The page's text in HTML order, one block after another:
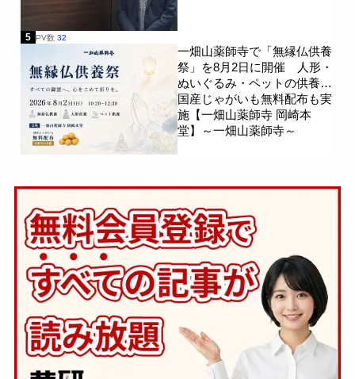
5 PV数 32
一畑山薬師寺で「無縁仏供養
祭」を8月2日に開催 人形・
ぬいぐるみ・ペットの供養、
国産じゃがいも無料配布も実
施【一畑山薬師寺 岡崎本
堂】～一畑山薬師寺～